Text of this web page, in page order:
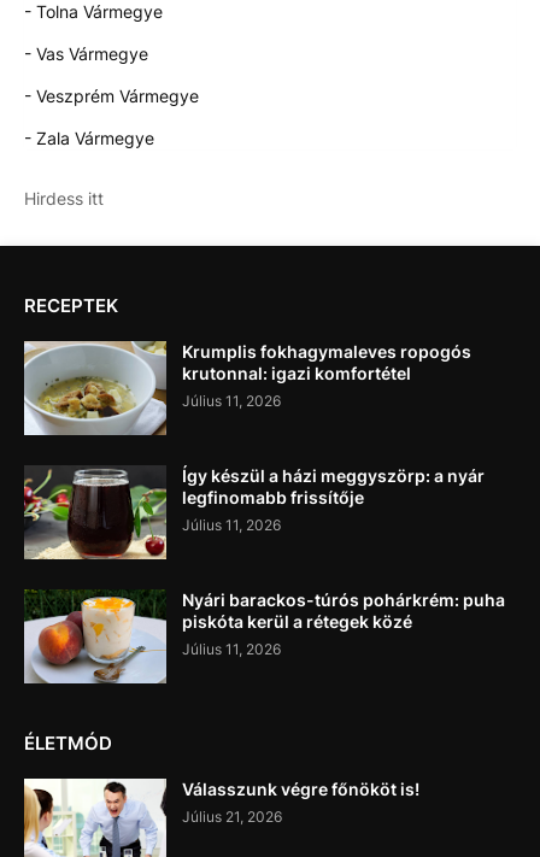
- Tolna Vármegye
- Vas Vármegye
- Veszprém Vármegye
- Zala Vármegye
Hirdess itt
RECEPTEK
Krumplis fokhagymaleves ropogós
krutonnal: igazi komfortétel
Július 11, 2026
Így készül a házi meggyszörp: a nyár
legfinomabb frissítője
Július 11, 2026
Nyári barackos-túrós pohárkrém: puha
piskóta kerül a rétegek közé
Július 11, 2026
ÉLETMÓD
Válasszunk végre főnököt is!
Július 21, 2026